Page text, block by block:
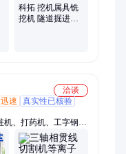
压浆台车、龙门压力
科拓 挖机属具铣
挖机 隧道掘进铣
洽谈
速
真实性已核验
机、打药机、工字钢冷
筋焊网机、等离子切
泵、螺旋钻机、破碎